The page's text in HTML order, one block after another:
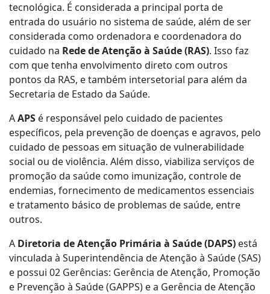
tecnológica. É considerada a principal porta de
entrada do usuário no sistema de saúde, além de ser
considerada como ordenadora e coordenadora do
cuidado na Rede de Atenção à Saúde (RAS). Isso faz
com que tenha envolvimento direto com outros
pontos da RAS, e também intersetorial para além da
Secretaria de Estado da Saúde.
AAPS é responsável pelo cuidado de pacientes
específicos, pela prevenção de doenças e agravos, pelo
cuidado de pessoas em situação de vulnerabilidade
social ou de violência. Além disso, viabiliza serviços de
promoção da saúde como imunização, controle de
endemias, fornecimento de medicamentos essenciais
e tratamento básico de problemas de saúde, entre
outros.
A Diretoria de Atenção Primária à Saúde (DAPS) está
vinculada à Superintendência de Atenção à Saúde (SAS)
e possui 02 Gerências: Gerência de Atenção, Promoção
e Prevenção à Saúde (GAPPS) e a Gerência de Atenção